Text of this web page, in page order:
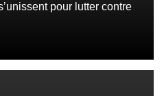
pour lutter contre